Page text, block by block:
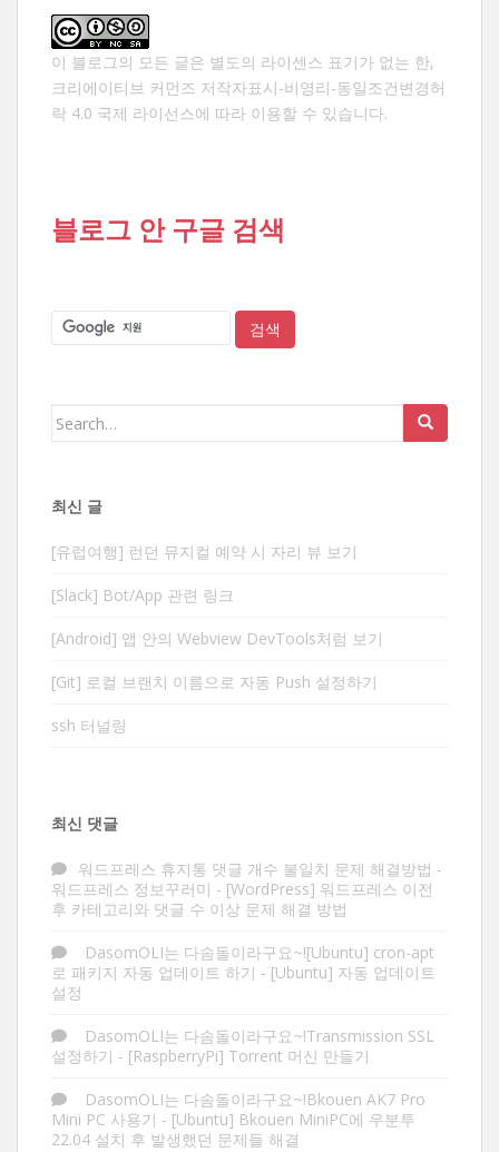
이 블로그의 모든 글은 별도의 라이센스 표기가 없는 한,
크리에이티브 커먼즈 저작자표시-비영리-동일조건변경허
락 4.0 국제 라이선스에 따라 이용할 수 있습니다.
블로그 안 구글 검색
Search
최신 글
[유럽여행] 런던 뮤지컬 예약 시 자리 뷰 보기
[Slack] Bot/App 관련 링크
[Android] 앱 안의 Webview DevTools처럼 보기
[Git] 로컬 브랜치 이름으로 자동 Push 설정하기
ssh 터널링
최신 댓글
워드프레스 휴지통 댓글 개수 불일치 문제 해결방법 -
워드프레스 정보꾸러미 - [WordPress] 워드프레스 이전
후 카테고리와 댓글 수 이상 문제 해결 방법
DasomOLI는 다솜돌이라구요~![Ubuntu] cron-apt
로 패키지 자동 업데이트 하기 - [Ubuntu] 자동 업데이트
설정
DasomOLI는 다솜돌이라구요~!Transmission SSL
설정하기 - [RaspberryPi] Torrent 머신 만들기
DasomOLI는 다솜돌이라구요~!Bkouen AK7 Pro
Mini PC 사용기 - [Ubuntu] Bkouen MiniPC에 우분투
22.04 설치 후 발생했던 문제들 해결